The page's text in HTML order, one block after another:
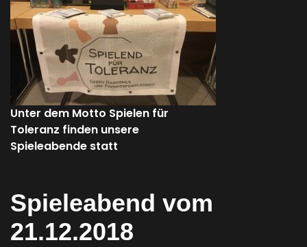
Unter dem Motto Spielen für
Toleranz finden unsere
Spieleabende statt
Spieleabend vom
21.12.2018